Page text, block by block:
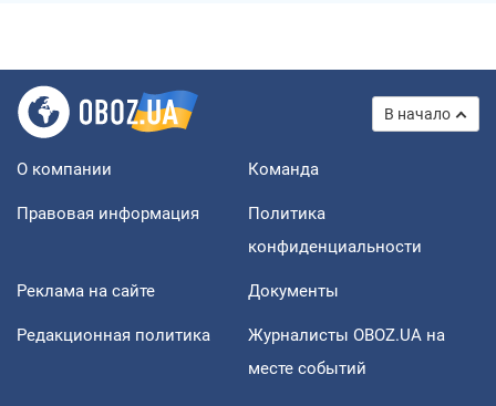
В начало
О компании Команда
Правовая информация
Политика
конфиденциальности
Реклама на сайте Документы
Редакционная политика
Журналисты OBOZ.UA на
месте событий